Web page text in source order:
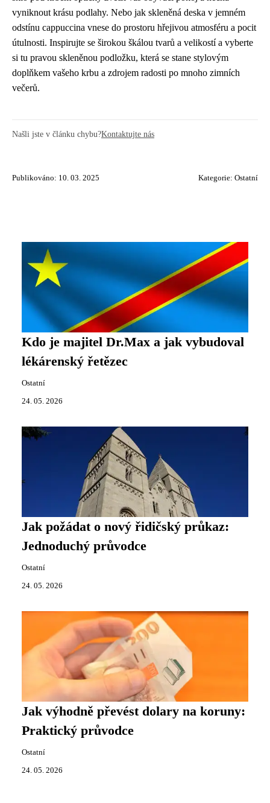
vyniknout krásu podlahy. Nebo jak skleněná deska v jemném
odstínu cappuccina vnese do prostoru hřejivou atmosféru a pocit
útulnosti. Inspirujte se širokou škálou tvarů a velikostí a vyberte
si tu pravou skleněnou podložku, která se stane stylovým
doplňkem vašeho krbu a zdrojem radosti po mnoho zimních
večerů.
Našli jste v článku chybu?Kontaktujte nás
Publikováno: 10. 03. 2025 Kategorie: Ostatní
Kdo je majitel Dr.Max a jak vybudoval
lékárenský řetězec
Ostatní
24. 05. 2026
Jak požádat o nový řidičský průkaz:
Jednoduchý průvodce
Ostatní
24. 05. 2026
Jak výhodně převést dolary na koruny:
Praktický průvodce
Ostatní
24. 05. 2026